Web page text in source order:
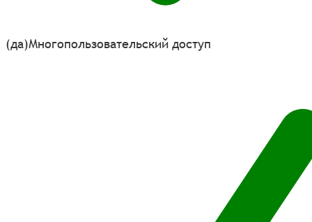
(да)Многопользовательский доступ